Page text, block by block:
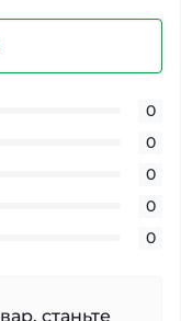
0
0
0
0
0
станьте